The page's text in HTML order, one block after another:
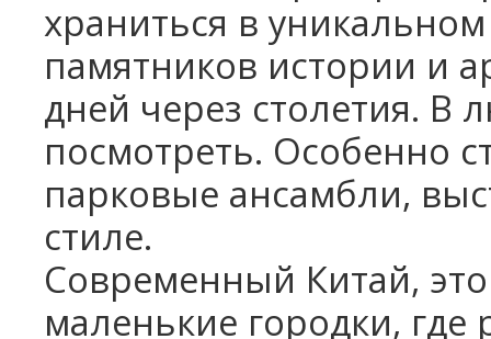
храниться в
памятников истории и
дней через столетия. В
посмотреть. Особенно
парковые ансамбли,
стиле.
Современный Китай,
маленькие городки,